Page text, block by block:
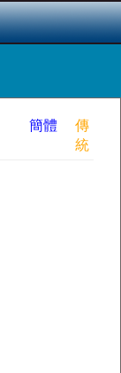
簡體
傳
統